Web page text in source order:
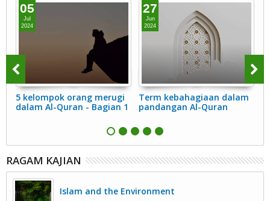
05
Jul
2024
5 kelompok orang merugi
dalam Al-Quran - Bagian 1
27
Jun
2024
Term kebahagiaan dalam
pandangan Al-Quran
RAGAM KAJIAN
Islam and the Environment